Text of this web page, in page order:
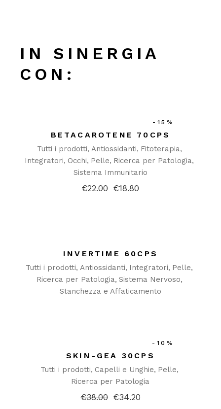
IN SINERGIA
CON:
-15%
BETACAROTENE 70CPS
Tutti i prodotti Antiossidanti Fitoterapia
Integratori Occhi Pelle Ricerca per Patologia
Sistema Immunitario
€22.00 Il€18.80
Il
INVERTIME 60CPS
Tutti i prodotti Antiossidanti Integratori Pelle
Ricerca per Patologia Sistema Nervoso
Stanchezza e Affaticamento
-10%
SKIN-GEA 30CPS
Tutti i prodotti Capelli e Unghie Pelle
Ricerca per Patologia
€38.00 Il€34.20
Il